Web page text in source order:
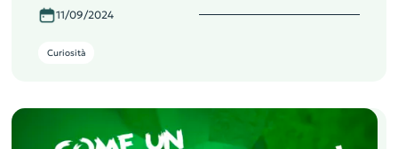
11/09/2024
Curiosità